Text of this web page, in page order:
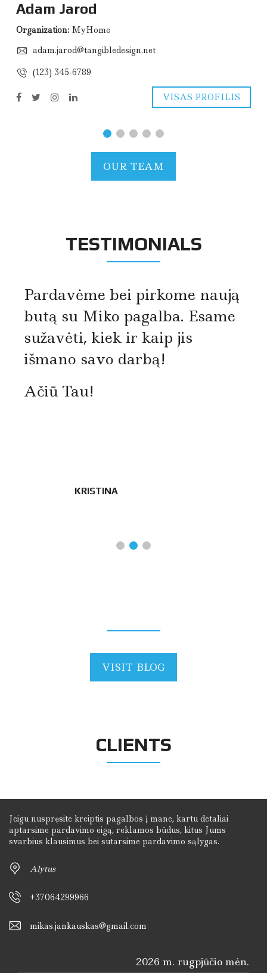
Adam Jarod
Organization: MyHome
adam.jarod@tangibledesign.net
(123) 345-6789
VISAS PROFILIS
OUR TEAM
TESTIMONIALS
Pardavėme bei pirkome naują
butą su Miko pagalba. Esame
sužavėti, kiek ir kaip jis
išmano savo darbą!
Ačiū Tau!
KRISTINA
VISIT BLOG
CLIENTS
Jeigu nuspręsite kreiptis pagalbos į mane, kartu detaliai
aptarsime pardavimo eigą, reklamos būdus, kitus Jums
svarbius klausimus bei sutarsime pardavimo sąlygas.
Alytus
+37064299966
mikas.jankauskas@gmail.com
2026 m. rugpjūčio mėn.